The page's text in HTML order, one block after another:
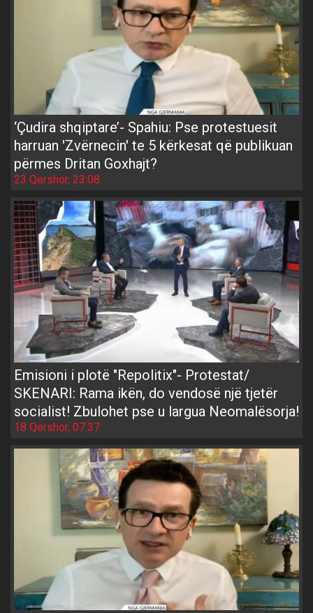
‘Çudira shqiptare’- Spahiu: Pse protestuesit
harruan 'Zvërnecin' te 5 kërkesat që publikuan
përmes Dritan Goxhajt?
23 Qershor, 23:08
Emisioni i plotë "Repolitix"- Protestat/
SKENARI: Rama ikën, do vendosë një tjetër
socialist! Zbulohet pse u largua Neomalësorja!
18 Qershor, 07:37